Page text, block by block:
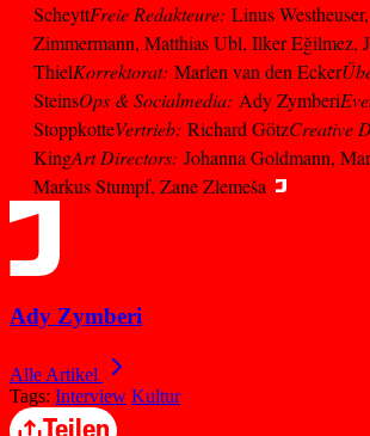
ScheyttFreie Redakteure: Linus
Zimmermann, Matthias Ubl, Ilker Eğilmez,
ThielKorrektorat: Marlen van den Ecker
SteinsOps & Socialmedia: Ady Zymberi
StoppkotteVertrieb: Richard GötzCreative
KingArt Directors: Johanna Goldmann,
Markus Stumpf, Zane Zlemeša
Ady Zymberi
Alle Artikel
Tags: Interview Kultur